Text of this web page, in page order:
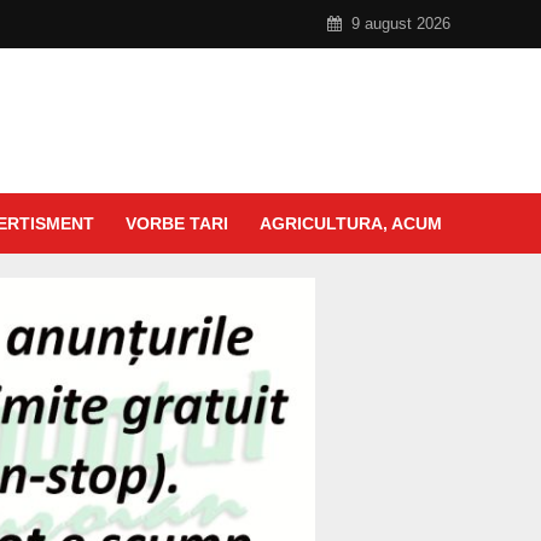
9 august 2026
VORBE TARI AGRICULTURA, ACUM